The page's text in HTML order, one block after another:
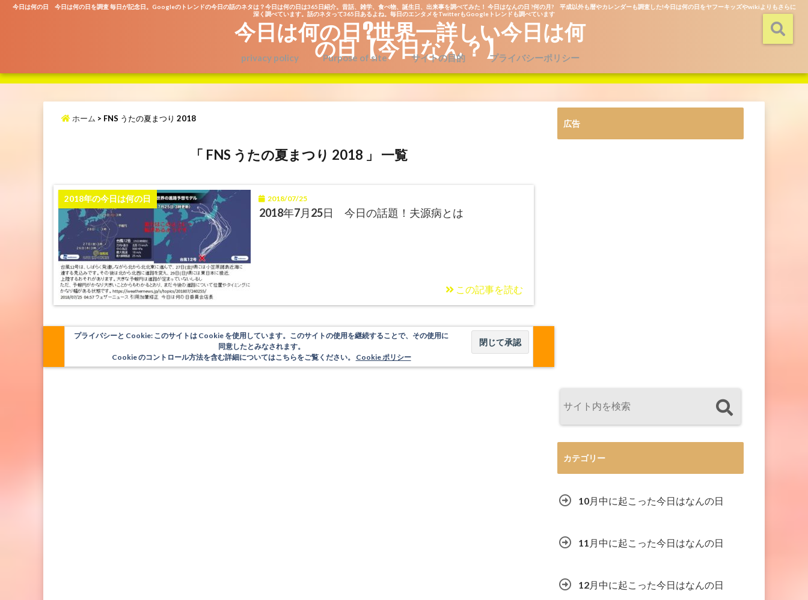
今日は何の日 今日は何の日を調査 毎日が記念日。Googleのトレンドの今日の話のネタは？今日は何の日は365日紹介。昔話、雑学、食べ物、誕生日、出来事を調べてみた！ 今日はなんの日 ?何の月? 平成以外も暦やカレンダーも調査した!今日は何の日をヤフーキッズやwikiよりもさらに
深く調べています。話のネタって365日あるよね。毎日のエンタメをTwitterもGoogleトレンドも調べています
今日は何の日?世界一詳しい今日は何
の日【今日なん？】
privacy policy Purpose of site サイトの目的 プライバシーポリシー
ホーム > FNS うたの夏まつり 2018
「 FNS うたの夏まつり 2018 」 一覧
2018年の今日は何の日 2018/07/25
2018年7月25日 今日の話題！夫源病とは
この記事を読む
プライバシーと Cookie: このサイトは Cookie を使用しています。このサイトの使用を継続することで、その使用に
同意したとみなされます。
Cookie のコントロール方法を含む詳細についてはこちらをご覧ください。 Cookie ポリシー
広告
カテゴリー
10月中に起こった今日はなんの日
11月中に起こった今日はなんの日
12月中に起こった今日はなんの日